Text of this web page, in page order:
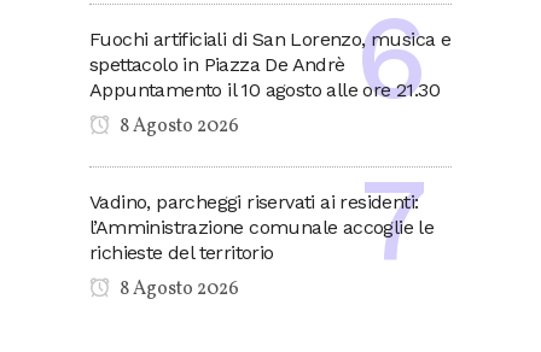
Fuochi artificiali di San Lorenzo, musica e
spettacolo in Piazza De Andrè
Appuntamento il 10 agosto alle ore 21.30
8 Agosto 2026
Vadino, parcheggi riservati ai residenti:
l’Amministrazione comunale accoglie le
richieste del territorio
8 Agosto 2026